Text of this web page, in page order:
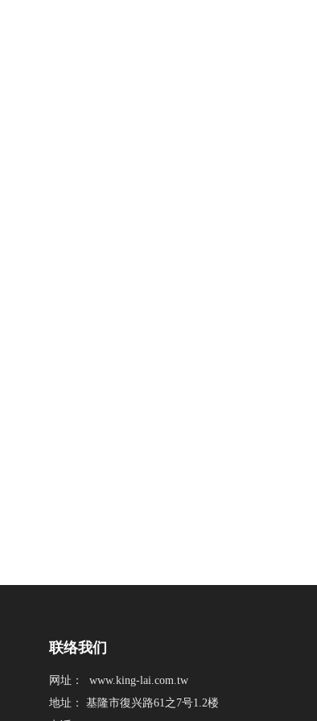
联络我们
网址：www.king-lai.com.tw
地址： 基隆市復兴路61之7号1.2楼